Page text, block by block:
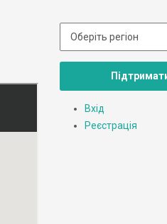
Вхід
Реєстрація